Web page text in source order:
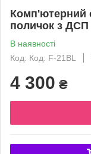
Комп'ютерний
поличок з ДСП
В наявності
Код: Код: F-21BL
4 300 ₴